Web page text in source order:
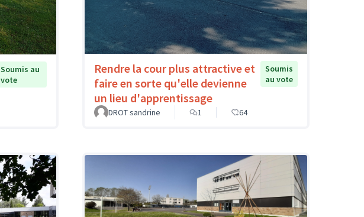
Soumis au
vote
Rendre la cour plus attractive et
faire en sorte qu'elle devienne
un lieu d'apprentissage
Soumis
au vote
DROT sandrine 1 64